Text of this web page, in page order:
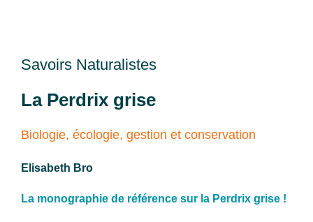
Savoirs Naturalistes
La Perdrix grise
Biologie, écologie, gestion et conservation
Elisabeth Bro
La monographie de référence sur la Perdrix grise !